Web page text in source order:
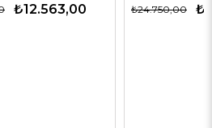
₺9.900,00
₺24.750,00